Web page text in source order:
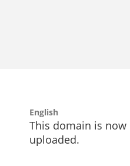
English
This domain is now
uploaded.